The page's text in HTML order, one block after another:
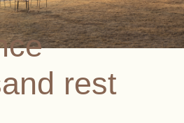
rest